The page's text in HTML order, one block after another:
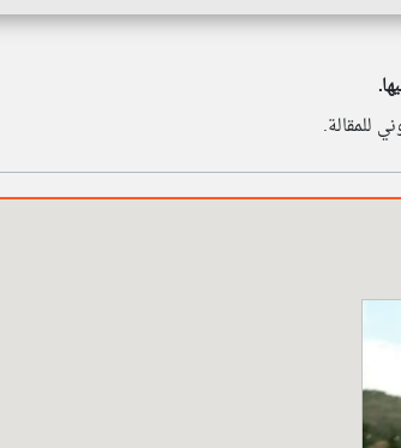
للمقالة.